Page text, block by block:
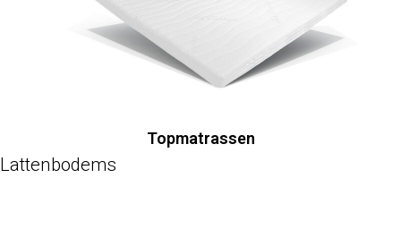
Topmatrassen
Lattenbodems